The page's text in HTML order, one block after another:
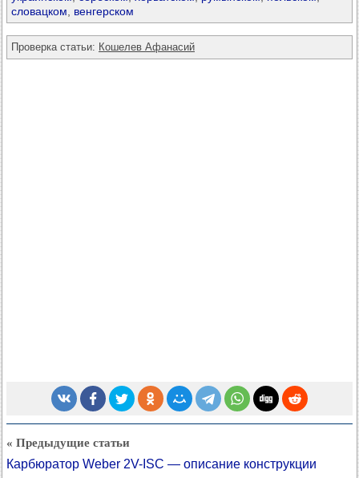
словацком
венгерском
Проверка статьи: Кошелев Афанасий
« Предыдущие статьи
Карбюратор Weber 2V-ISC — описание конструкции